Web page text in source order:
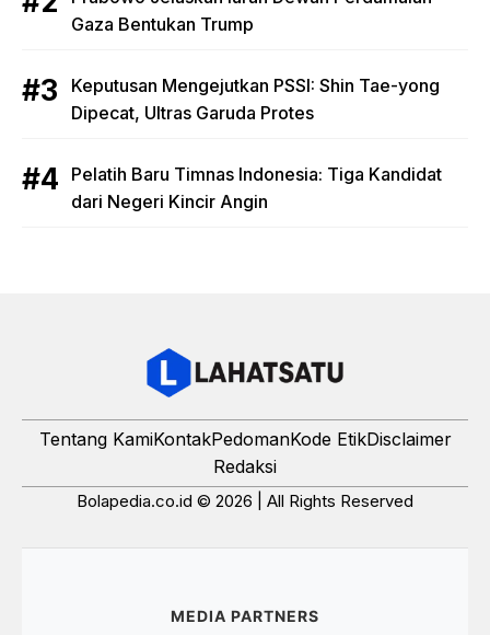
Gaza Bentukan Trump
Keputusan Mengejutkan PSSI: Shin Tae-yong
Dipecat, Ultras Garuda Protes
Pelatih Baru Timnas Indonesia: Tiga Kandidat
dari Negeri Kincir Angin
Tentang KamiKontakPedomanKode EtikDisclaimer
Redaksi
Bolapedia.co.id © 2026 | All Rights Reserved
MEDIA PARTNERS